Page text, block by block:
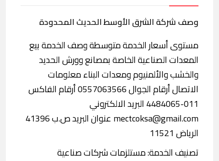
وصف شركة الشرق الأوسط الحديث المحدودة
مستوى أسعار الخدمة متوسطة وصف الخدمة بيع
المعدات الصناعية الخاصة بمصانع وورش الحديد
والخشب والألمنيوم ومعدات البناء معلومات
الاتصال أرقام الجوال 0557063566 أرقام الفاكس
011-4484065 البريد الالكتروني
mectcoksa@gmail.com عنوان البريد ص.ب 41396
الرياض 11521
تصنيف الخدمة: مستلزمات شركات صناعية